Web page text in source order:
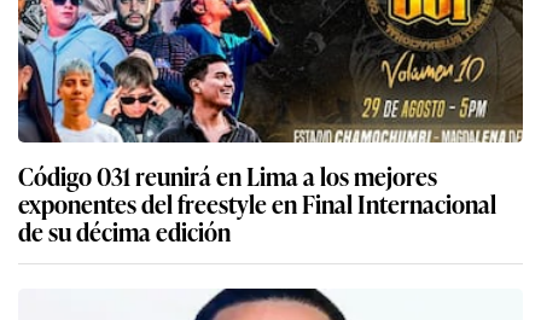
Código 031 reunirá en Lima a los mejores
exponentes del freestyle en Final Internacional
de su décima edición